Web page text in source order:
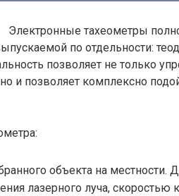
Электронные тахеометры
по отдельности:
позволяет не только
но и позволяет комплексно
объекта на местности.
лазерного луча, скоростью